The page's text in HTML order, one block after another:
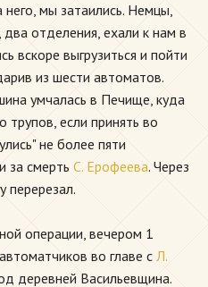
мы затаились. Немцы,
отделения, ехали к нам в
вскоре выгрузиться и пойти
из шести автоматов.
умчалась в Печище, куда
трупов, если принять во
не более пяти
за смерть С. Ерофеева. Через
перерезал.
операции, вечером 1
во главе с Л.
деревней Васильевщина.